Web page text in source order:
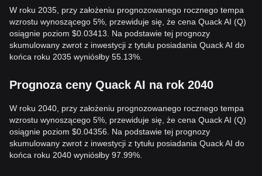
W roku 2035, przy założeniu prognozowanego rocznego tempa
wzrostu wynoszącego 5%, przewiduje się, że cena Quack AI (Q)
osiągnie poziom $0.03413. Na podstawie tej prognozy
skumulowany zwrot z inwestycji z tytułu posiadania Quack AI do
końca roku 2035 wyniósłby 55.13%.
Prognoza ceny Quack AI na rok 2040
W roku 2040, przy założeniu prognozowanego rocznego tempa
wzrostu wynoszącego 5%, przewiduje się, że cena Quack AI (Q)
osiągnie poziom $0.04356. Na podstawie tej prognozy
skumulowany zwrot z inwestycji z tytułu posiadania Quack AI do
końca roku 2040 wyniósłby 97.99%.